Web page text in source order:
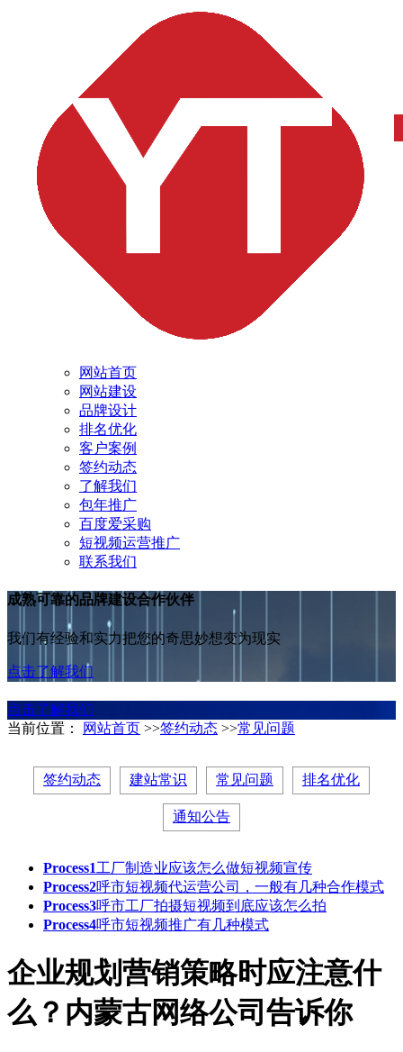
网站首页
网站建设
品牌设计
排名优化
客户案例
签约动态
了解我们
包年推广
百度爱采购
短视频运营推广
联系我们
成熟可靠的品牌建设合作伙伴
我们有经验和实力把您的奇思妙想变为现实
点击了解我们
点击了解我们
当前位置：
网站首页 >>签约动态 >>常见问题
签约动态 建站常识 常见问题 排名优化
通知公告
Process1工厂制造业应该怎么做短视频宣传
Process2呼市短视频代运营公司，一般有几种合作模式
Process3呼市工厂拍摄短视频到底应该怎么拍
Process4呼市短视频推广有几种模式
企业规划营销策略时应注意什
么？内蒙古网络公司告诉你